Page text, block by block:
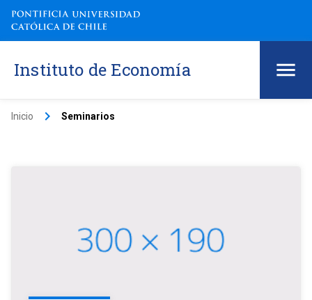
Instituto de Economía
Inicio keyboard_arrow_right Seminarios